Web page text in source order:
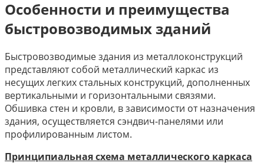
Особенности и преимущества
быстровозводимых зданий
Быстровозводимые здания из металлоконструкций
представляют собой металлический каркас из
несущих легких стальных конструкций, дополненных
вертикальными и горизонтальными связями.
Обшивка стен и кровли, в зависимости от назначения
здания, осуществляется сэндвич-панелями или
профилированным листом.
Принципиальная схема металлического каркаса